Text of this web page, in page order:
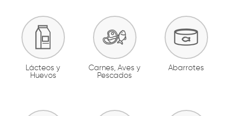
Lácteos y
Huevos
Carnes, Aves y
Pescados
Abarrotes